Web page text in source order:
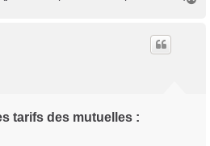
tarifs des mutuelles :